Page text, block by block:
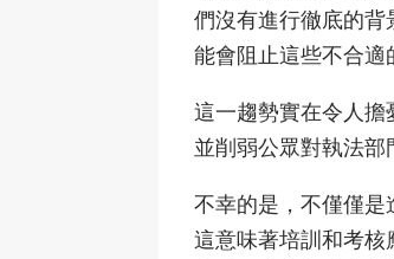
們沒有進行徹底的
能會阻止這些不合適
這一趨勢實在令人擔
並削弱公眾對執法部
不幸的是，不僅僅是
這意味著培訓和考